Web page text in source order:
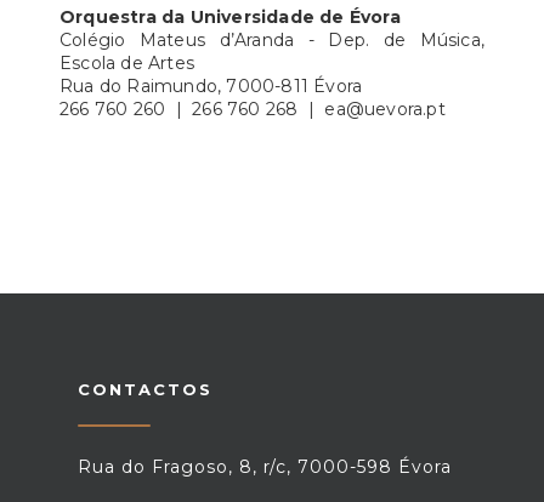
Orquestra da Universidade de Évora
Colégio Mateus d’Aranda - Dep. de Música,
Escola de Artes
Rua do Raimundo, 7000-811 Évora
266 760 260 | 266 760 268 | ea@uevora.pt
CONTACTOS
Rua do Fragoso, 8, r/c, 7000-598 Évora